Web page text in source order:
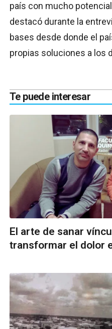
país con mucho
destacó durante la
bases desde donde el
propias soluciones a los
Te puede interesar
El arte de sanar
transformar el dolor